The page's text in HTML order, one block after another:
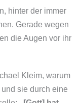
hinter der immer
Gerade wegen
die Augen vor ihr
Kleim, warum
sie durch eine